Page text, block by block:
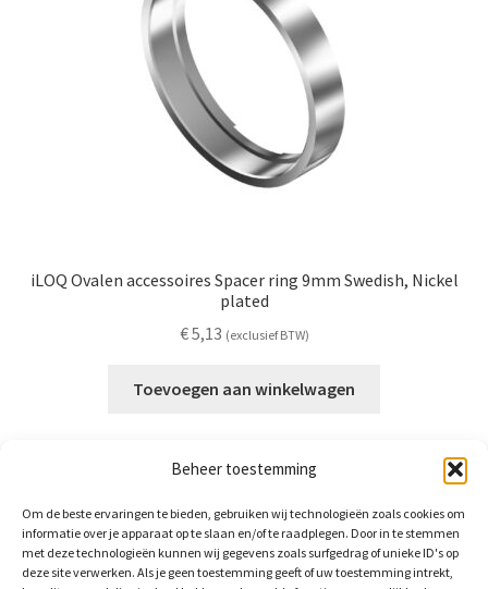
Beheer toestemming
Om de beste ervaringen te bieden, gebruiken wij technologieën zoals cookies om
informatie over je apparaat op te slaan en/of te raadplegen. Door in te stemmen
met deze technologieën kunnen wij gegevens zoals surfgedrag of unieke ID's op
deze site verwerken. Als je geen toestemming geeft of uw toestemming intrekt,
iLOQ Ovalen accessoires Spacer ring 9mm Swedish, Nickel
plated
€5,13 (exclusief BTW)
Toevoegen aan winkelwagen
BrightLocks BV